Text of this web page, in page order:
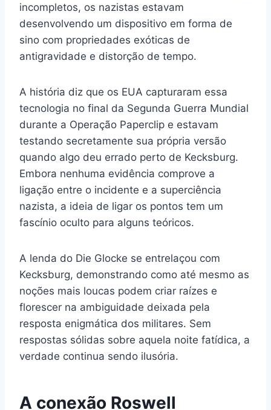
incompletos, os nazistas estavam
desenvolvendo um dispositivo em forma de
sino com propriedades exóticas de
antigravidade e distorção de tempo.
A história diz que os EUA capturaram essa
tecnologia no final da Segunda Guerra Mundial
durante a Operação Paperclip e estavam
testando secretamente sua própria versão
quando algo deu errado perto de Kecksburg.
Embora nenhuma evidência comprove a
ligação entre o incidente e a superciência
nazista, a ideia de ligar os pontos tem um
fascínio oculto para alguns teóricos.
A lenda do Die Glocke se entrelaçou com
Kecksburg, demonstrando como até mesmo as
noções mais loucas podem criar raízes e
florescer na ambiguidade deixada pela
resposta enigmática dos militares. Sem
respostas sólidas sobre aquela noite fatídica, a
verdade continua sendo ilusória.
A conexão Roswell